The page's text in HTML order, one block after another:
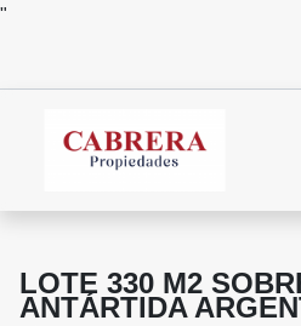
"
LOTE 330 M2
ANTÁRTIDA